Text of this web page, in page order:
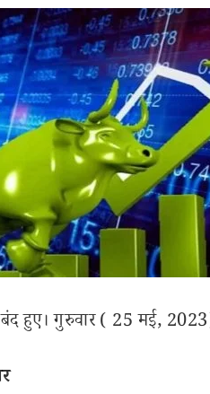
हुए। गुरुवार ( 25 मई,